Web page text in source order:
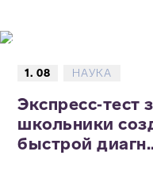
1. 08 НАУКА
Экспресс‑тест
школьники
быстрой